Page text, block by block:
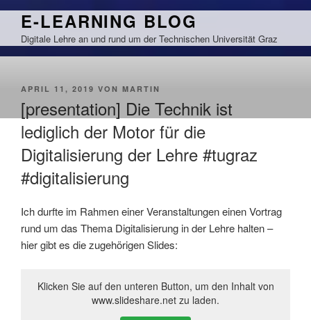
Zum
springen
E-LEARNING BLOG
Digitale Lehre an und rund um der Technischen Universität Graz
VERÖFFENTLICHT
APRIL 11, 2019 VON MARTIN
[presentation] Die Technik ist
lediglich der Motor für die
Digitalisierung der Lehre #tugraz
#digitalisierung
Ich durfte im Rahmen einer Veranstaltungen einen Vortrag
rund um das Thema Digitalisierung in der Lehre halten –
hier gibt es die zugehörigen Slides:
Klicken Sie auf den unteren Button, um den Inhalt von
www.slideshare.net zu laden.